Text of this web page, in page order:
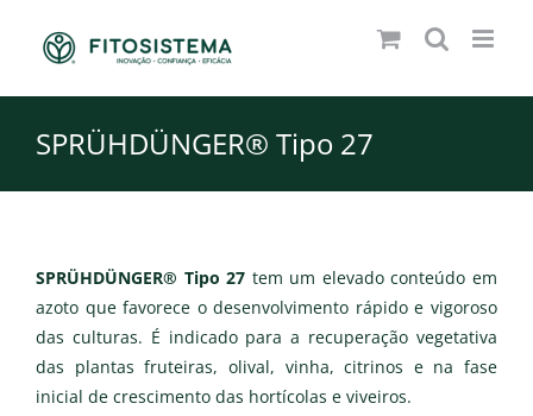
SPRÜHDÜNGER® Tipo 27
SPRÜHDÜNGER® Tipo 27 tem um elevado conteúdo em
azoto que favorece o desenvolvimento rápido e vigoroso
das culturas. É indicado para a recuperação vegetativa
das plantas fruteiras, olival, vinha, citrinos e na fase
inicial de crescimento das hortícolas e viveiros.